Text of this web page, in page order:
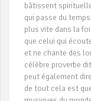
bâtissent
qui passe du
plus vite dans la
que celui qui
et ne chante des
célèbre proverbe
peut également
de tout cela est